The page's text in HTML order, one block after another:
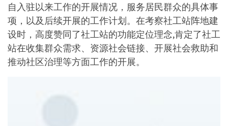
自入驻以来工作的开展情况，服务居民群众的具体事
项，以及后续开展的工作计划。在考察社工站阵地建
设时，高度赞同了社工站的功能定位理念,肯定了社工
站在收集群众需求、资源社会链接、开展社会救助和
推动社区治理等方面工作的开展。